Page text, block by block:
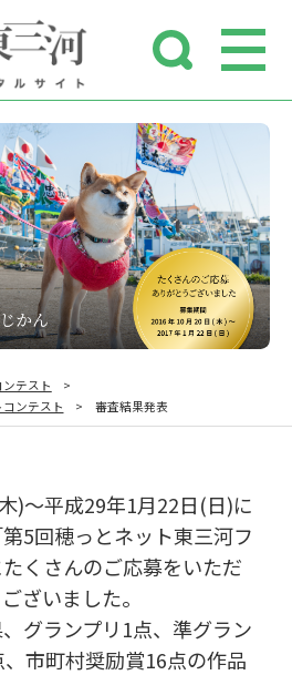
テスト
>
ンテスト
> 審査結果発表
)～平成29年1月22日(日)に
5回穂っとネット東三河フ
くさんのご応募をいただ
ざいました。
グランプリ1点、準グラン
市町村奨励賞16点の作品